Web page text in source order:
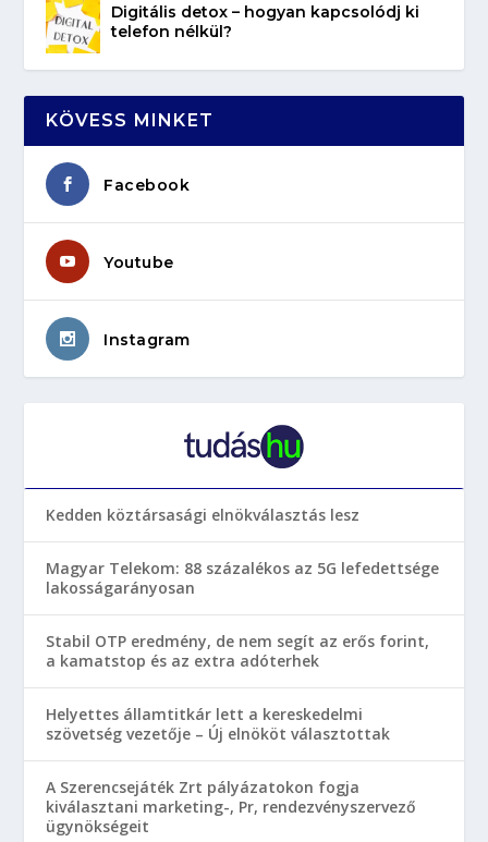
Digitális detox – hogyan kapcsolódj ki
telefon nélkül?
KÖVESS MINKET
Facebook
Youtube
Instagram
Kedden köztársasági elnökválasztás lesz
Magyar Telekom: 88 százalékos az 5G lefedettsége
lakosságarányosan
Stabil OTP eredmény, de nem segít az erős forint,
a kamatstop és az extra adóterhek
Helyettes államtitkár lett a kereskedelmi
szövetség vezetője – Új elnököt választottak
A Szerencsejáték Zrt pályázatokon fogja
kiválasztani marketing-, Pr, rendezvényszervező
ügynökségeit